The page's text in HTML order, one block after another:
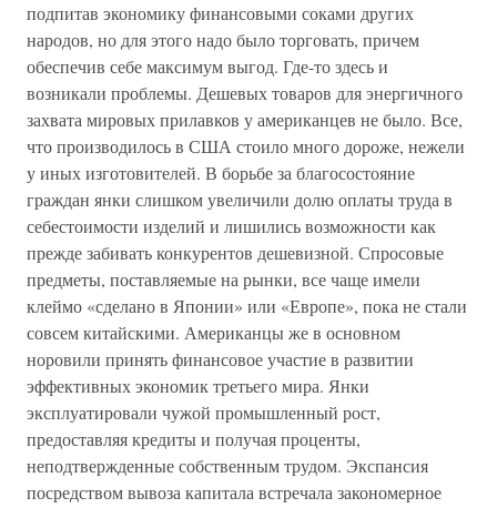
подпитав экономику финансовыми соками других
народов, но для этого надо было торговать, причем
обеспечив себе максимум выгод. Где-то здесь и
возникали проблемы. Дешевых товаров для энергичного
захвата мировых прилавков у американцев не было. Все,
что производилось в США стоило много дороже, нежели
у иных изготовителей. В борьбе за благосостояние
граждан янки слишком увеличили долю оплаты труда в
себестоимости изделий и лишились возможности как
прежде забивать конкурентов дешевизной. Спросовые
предметы, поставляемые на рынки, все чаще имели
клеймо «сделано в Японии» или «Европе», пока не стали
совсем китайскими. Американцы же в основном
норовили принять финансовое участие в развитии
эффективных экономик третьего мира. Янки
эксплуатировали чужой промышленный рост,
предоставляя кредиты и получая проценты,
неподтвержденные собственным трудом. Экспансия
посредством вывоза капитала встречала закономерное